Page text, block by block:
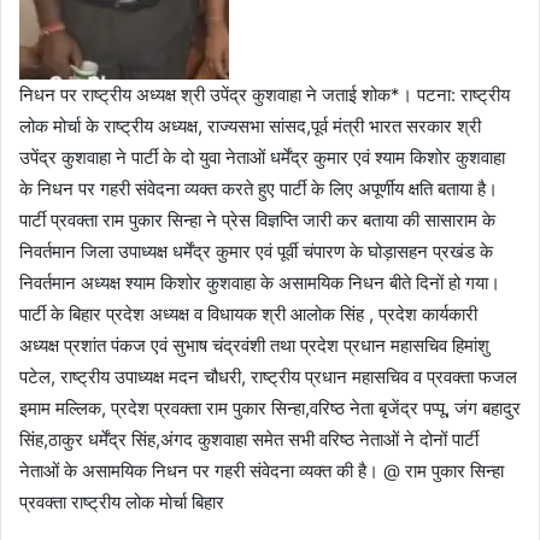
निधन पर राष्ट्रीय अध्यक्ष श्री उपेंद्र कुशवाहा ने जताई शोक*। पटना: राष्ट्रीय
लोक मोर्चा के राष्ट्रीय अध्यक्ष, राज्यसभा सांसद,पूर्व मंत्री भारत सरकार श्री
उपेंद्र कुशवाहा ने पार्टी के दो युवा नेताओं धर्मेंद्र कुमार एवं श्याम किशोर कुशवाहा
के निधन पर गहरी संवेदना व्यक्त करते हुए पार्टी के लिए अपूर्णीय क्षति बताया है।
पार्टी प्रवक्ता राम पुकार सिन्हा ने प्रेस विज्ञप्ति जारी कर बताया की सासाराम के
निवर्तमान जिला उपाध्यक्ष धर्मेंद्र कुमार एवं पूर्वी चंपारण के घोड़ासहन प्रखंड के
निवर्तमान अध्यक्ष श्याम किशोर कुशवाहा के असामयिक निधन बीते दिनों हो गया।
पार्टी के बिहार प्रदेश अध्यक्ष व विधायक श्री आलोक सिंह , प्रदेश कार्यकारी
अध्यक्ष प्रशांत पंकज एवं सुभाष चंद्रवंशी तथा प्रदेश प्रधान महासचिव हिमांशु
पटेल, राष्ट्रीय उपाध्यक्ष मदन चौधरी, राष्ट्रीय प्रधान महासचिव व प्रवक्ता फजल
इमाम मल्लिक, प्रदेश प्रवक्ता राम पुकार सिन्हा,वरिष्ठ नेता बृजेंद्र पप्पू, जंग बहादुर
सिंह,ठाकुर धर्मेंद्र सिंह,अंगद कुशवाहा समेत सभी वरिष्ठ नेताओं ने दोनों पार्टी
नेताओं के असामयिक निधन पर गहरी संवेदना व्यक्त की है। @ राम पुकार सिन्हा
प्रवक्ता राष्ट्रीय लोक मोर्चा बिहार